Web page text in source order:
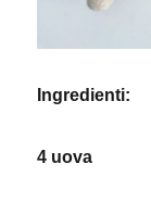
Ingredienti:
4 uova